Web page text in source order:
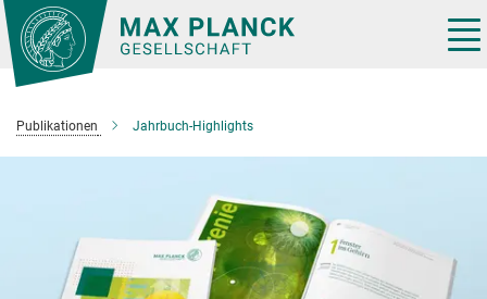
Hauptinhalt
Publikationen Jahrbuch-Highlights